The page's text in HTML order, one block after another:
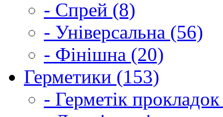
- Спрей (8)
- Універсальна (56)
- Фінішна (20)
Герметики (153)
- Герметік